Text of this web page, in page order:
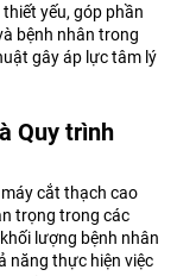
yếu, góp phần
bệnh nhân trong
gây áp lực tâm lý
Quy trình
cắt thạch cao
trọng trong các
lượng bệnh nhân
năng thực hiện việc